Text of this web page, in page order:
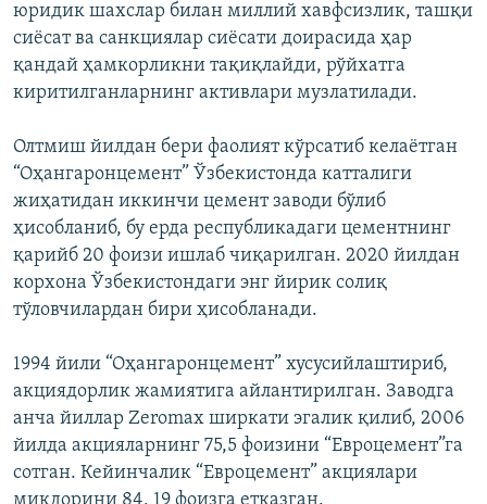
юридик шахслар билан миллий хавфсизлик, ташқи
сиёсат ва санкциялар сиёсати доирасида ҳар
қандай ҳамкорликни тақиқлайди, рўйхатга
киритилганларнинг активлари музлатилади.
Олтмиш йилдан бери фаолият кўрсатиб келаётган
“Оҳангаронцемент” Ўзбекистонда катталиги
жиҳатидан иккинчи цемент заводи бўлиб
ҳисобланиб, бу ерда республикадаги цементнинг
қарийб 20 фоизи ишлаб чиқарилган. 2020 йилдан
корхона Ўзбекистондаги энг йирик солиқ
тўловчилардан бири ҳисобланади.
1994 йили “Оҳангаронцемент” хусусийлаштириб,
акциядорлик жамиятига айлантирилган. Заводга
анча йиллар Zeromax ширкати эгалик қилиб, 2006
йилда акцияларнинг 75,5 фоизини “Евроцемент”га
сотган. Кейинчалик “Евроцемент” акциялари